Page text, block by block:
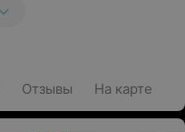
Отзывы На карте